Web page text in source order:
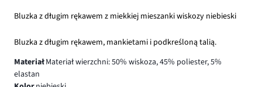
Bluzka z długim rękawem z miekkiej mieszanki wiskozy niebieski
Bluzka z długim rękawem, mankietami i podkreśloną talią.
MateriałMateriał wierzchni: 50% wiskoza, 45% poliester, 5%
elastan